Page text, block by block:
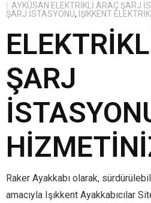
AYKÜSAN ELEKTRIKLI ARAÇ ŞARJ
ŞARJ İSTASYONU, IŞIKKENT
ŞARJ
Raker Ayakkabı olarak,
amacıyla Işıkkent Ayakkabıcılar